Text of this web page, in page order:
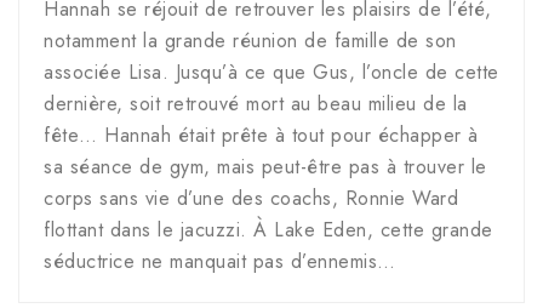
Hannah se réjouit de retrouver les plaisirs de l’été,
notamment la grande réunion de famille de son
associée Lisa. Jusqu’à ce que Gus, l’oncle de cette
dernière, soit retrouvé mort au beau milieu de la
fête… Hannah était prête à tout pour échapper à
sa séance de gym, mais peut-être pas à trouver le
corps sans vie d’une des coachs, Ronnie Ward
flottant dans le jacuzzi. À Lake Eden, cette grande
séductrice ne manquait pas d’ennemis…